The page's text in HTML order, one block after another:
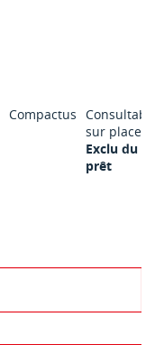
Compactus Consultable
sur place
Exclu du
prêt